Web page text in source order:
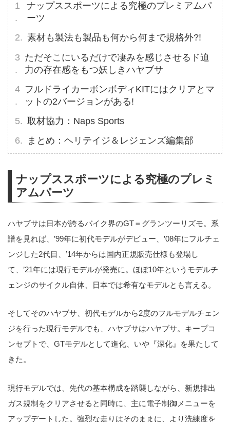
ナップススポーツによる究極のプレミアムパ
ーツ
素材も製法も製品も何から何まで規格外?!
ただそこにいるだけで凄みを感じさせるド迫
力の存在感をもつ妖しきハヤブサ
フルドライカーボンボディKITにはクリアとマ
ットの2バージョンがある!
取材協力：Naps Sports
まとめ：ヘリテイジ＆レジェンズ編集部
ナップススポーツによる究極のプレミ
アムパーツ
ハヤブサは日本が誇るバイク界のGT＝グランツーリズモ。系
譜を見れば、’99年に初代モデルがデビュー、’08年にフルチェ
ンジした2代目、’14年からは国内正規販売仕様も登場し
て、’21年には現行モデルが発売に。ほぼ10年というモデルチ
ェンジのサイクル自体、日本では希有なモデルとも言える。
そしてそのハヤブサ、初代モデルから2度のフルモデルチェン
ジを行った現行モデルでも、ハヤブサはハヤブサ。キープコ
ンセプトで、GTモデルとして進化、いや『深化』を果たして
きた。
現行モデルでは、先代の基本構成を踏襲しながら、新規排出
ガス規制をクリアさせると同時に、主に電子制御メニューを
アップデートした。強烈な走りはそのままに、より洗練度を